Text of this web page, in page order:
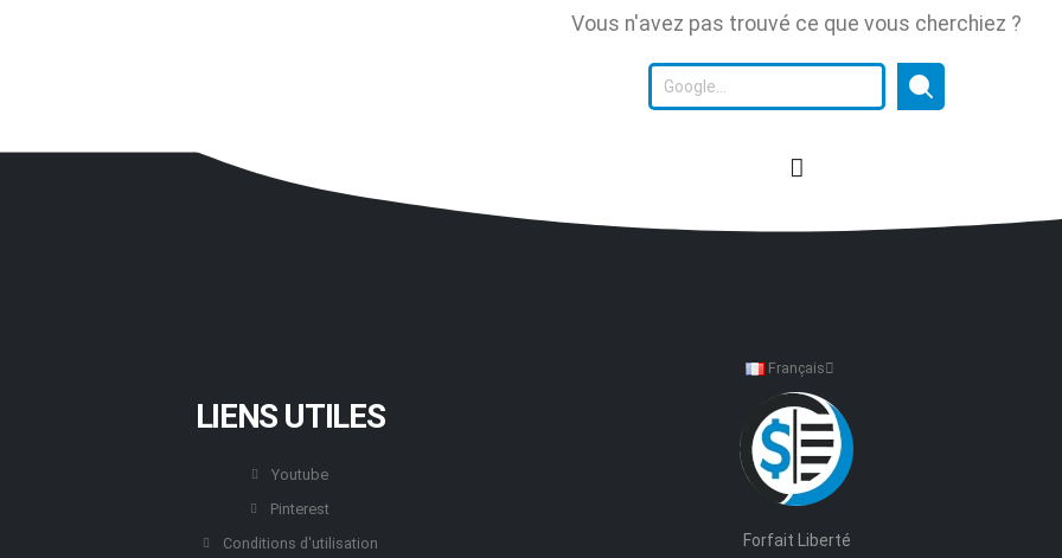
Vous n'avez pas trouvé ce que vous cherchiez ?
Français
LIENS UTILES
Youtube
Pinterest
Conditions d'utilisation
Forfait Liberté